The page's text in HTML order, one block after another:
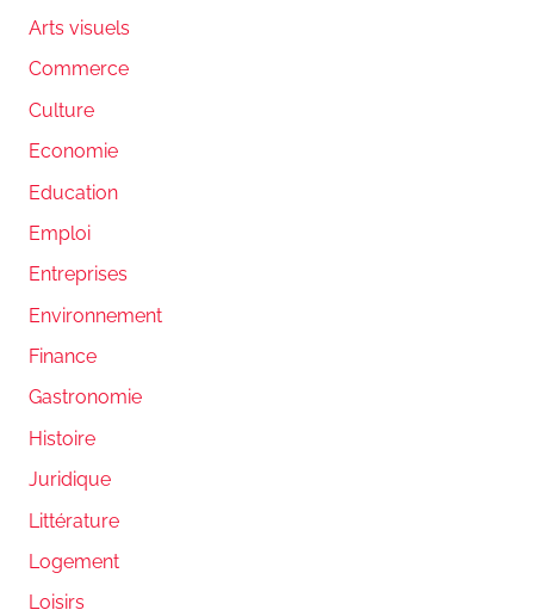
Arts visuels
Commerce
Culture
Economie
Education
Emploi
Entreprises
Environnement
Finance
Gastronomie
Histoire
Juridique
Littérature
Logement
Loisirs